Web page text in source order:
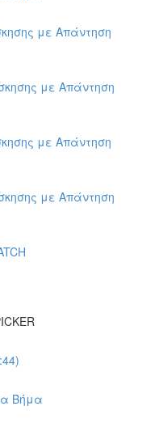
με Απάντηση
με Απάντηση
με Απάντηση
με Απάντηση
Βήμα